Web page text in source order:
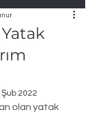
Şub 2022
olan yatak